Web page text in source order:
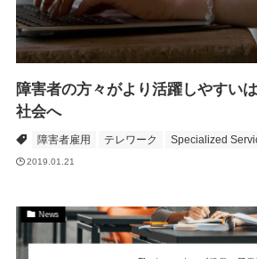
障害者の方々がより活躍しやすい
社会へ
障害者雇用 テレワーク Specialized
2019.01.21
News